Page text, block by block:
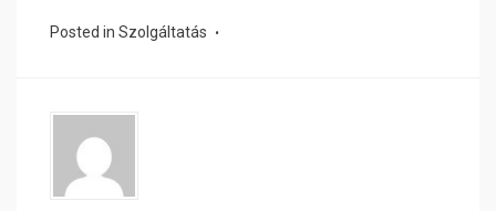
Posted in Szolgáltatás